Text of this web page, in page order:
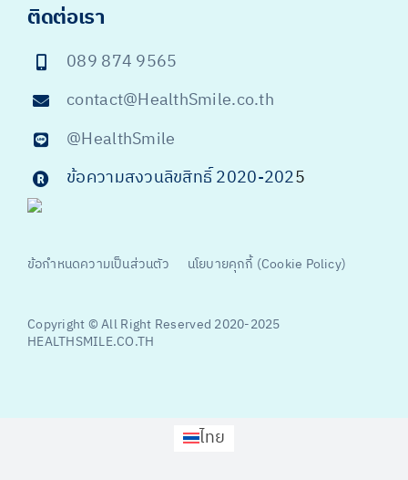
ติดต่อเรา
089 874 9565
contact@HealthSmile.co.th
@HealthSmile
ข้อความสงวนลิขสิทธิ์ 2020-2025
ข้อกำหนดความเป็นส่วนตัว นโยบายคุกกี้ (Cookie Policy)
Copyright © All Right Reserved 2020-2025
HEALTHSMILE.CO.TH
ไทย